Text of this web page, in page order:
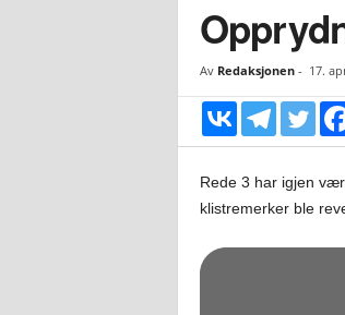
a
p
Av Redaksjonen- 17.
Rede 3 har igjen
klistremerker ble